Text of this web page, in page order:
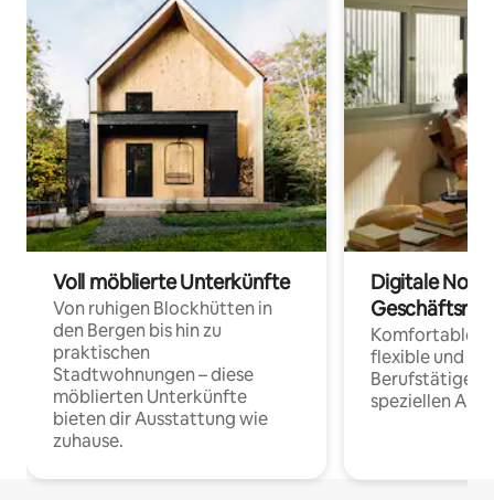
Voll möblierte Unterkünfte
Von ruhigen Blockhütten in
den Bergen bis hin zu
praktischen
Stadtwohnungen – diese
möblierten Unterkünfte
bieten dir Ausstattung wie
zuhause.
Digitale
Komfortable
flexible und
Berufstätige
speziellen